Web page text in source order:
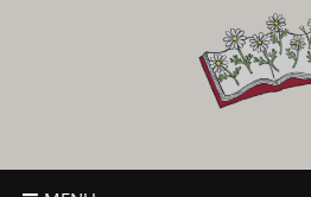
~児童書好き主催者によるオールジャンル